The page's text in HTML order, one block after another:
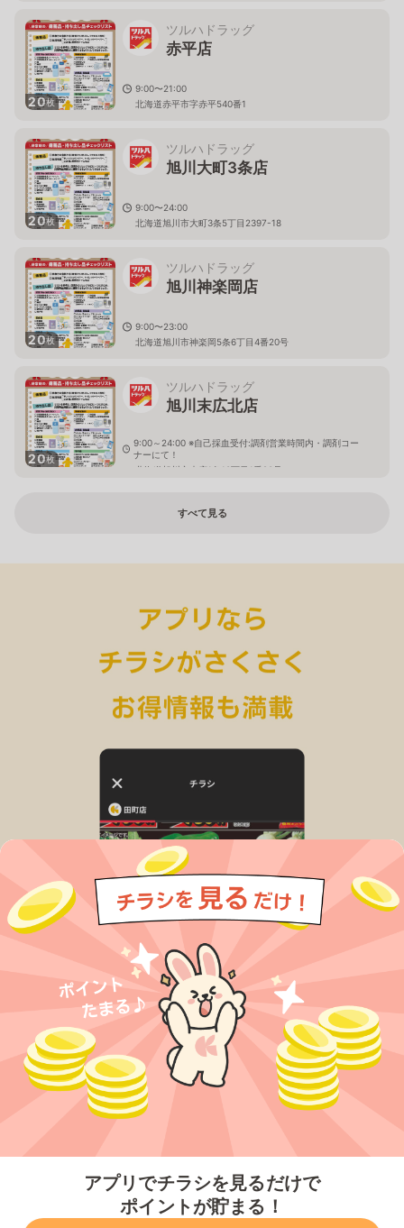
アプリでチラシを見るだけで
ポイントが貯まる！
20枚
ツルハドラッグ
赤平店
9:00〜21:00
北海道赤平市字赤平540番1
20枚
ツルハドラッグ
旭川大町3条店
9:00〜24:00
北海道旭川市大町3条5丁目2397-18
20枚
ツルハドラッグ
旭川神楽岡店
9:00〜23:00
北海道旭川市神楽岡5条6丁目4番20号
20枚
ツルハドラッグ
旭川末広北店
9:00～24:00 ※自己採血受付:調剤営業時間内・調剤コー
ナーにて！
北海道旭川市末広1条10丁目1番20号
すべて見る